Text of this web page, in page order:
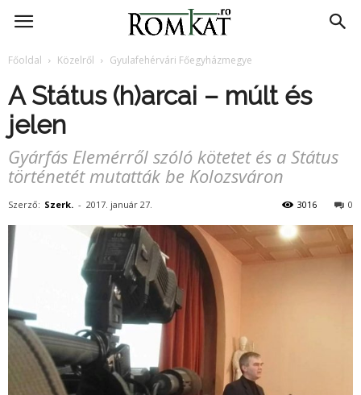
RomKat.ro
Főoldal Közelről Gyulafehérvári Főegyházmegye
A Státus (h)arcai – múlt és
jelen
Gyárfás Elemérről szóló kötetet és a Státus
történetét mutatták be Kolozsváron
Szerző: Szerk. - 2017. január 27. 0
3016